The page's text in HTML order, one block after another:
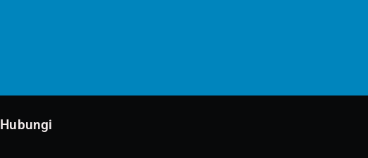
Hubungi